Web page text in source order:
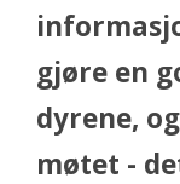
gjøre en
dyrene,
møtet -